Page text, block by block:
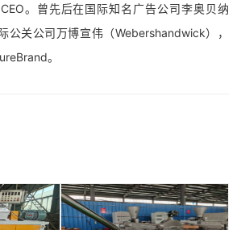
。曾先后在国际知名广告公司李奥贝纳
公关公司万博宣伟（Webershandwick），
。